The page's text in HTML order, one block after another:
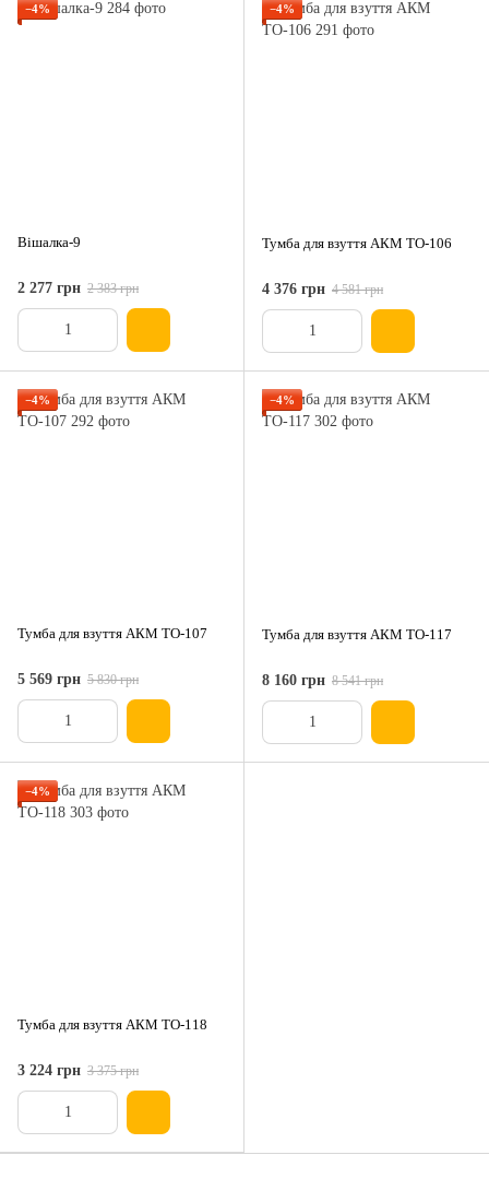
−4%
Вішалка-9
2 277 грн 2 383 грн
−4%
Тумба для взуття АКМ ТО-106
4 376 грн 4 581 грн
−4%
Тумба для взуття АКМ ТО-107
5 569 грн 5 830 грн
−4%
Тумба для взуття АКМ ТО-117
8 160 грн 8 541 грн
−4%
Тумба для взуття АКМ ТО-118
3 224 грн 3 375 грн